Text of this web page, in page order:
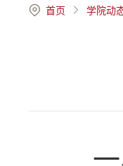
首页 学院动